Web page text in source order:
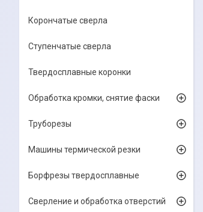
Корончатые сверла
Ступенчатые сверла
Твердосплавные коронки
Обработка кромки, снятие фаски
Труборезы
Машины термической резки
Борфрезы твердосплавные
Сверление и обработка отверстий